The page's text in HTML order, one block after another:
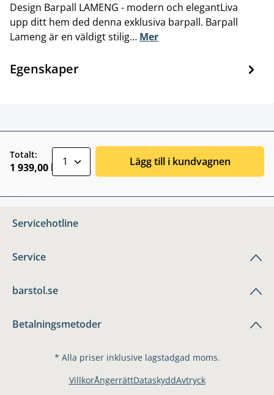
Design Barpall LAMENG - modern och elegantLiva
upp ditt hem ded denna exklusiva barpall. Barpall
Lameng är en väldigt stilig… Mer
Egenskaper
Totalt:
1 939,00 kr Lägg till i kundvagnen
Servicehotline
Service
barstol.se
Betalningsmetoder
* Alla priser inklusive lagstadgad moms.
VillkorÅngerrättDataskyddAvtryck